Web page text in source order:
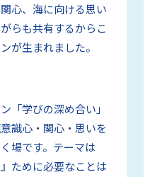
心、海に向ける思い
らも共有するからこ
が生まれました。
「学びの深め合い」
識心・関心・思いを
場です。テーマは
ために必要なことは